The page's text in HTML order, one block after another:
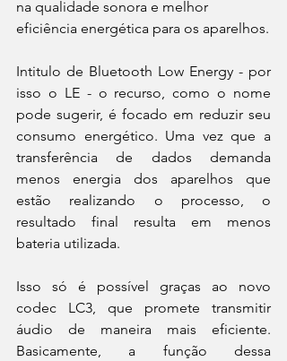
na qualidade sonora e melhor
eficiência energética para os aparelhos.
Intitulo de Bluetooth Low Energy - por
isso o LE - o recurso, como o nome
pode sugerir, é focado em reduzir seu
consumo energético. Uma vez que a
transferência de dados demanda
menos energia dos aparelhos que
estão realizando o processo, o
resultado final resulta em menos
bateria utilizada.
Isso só é possível graças ao novo
codec LC3, que promete transmitir
áudio de maneira mais eficiente.
Basicamente, a função dessa